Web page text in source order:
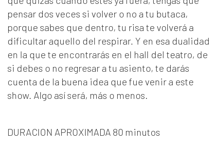
pensar dos veces si volver o no a tu butaca,
porque sabes que dentro, tu risa te volverá a
dificultar aquello del respirar. Y en esa dualidad
en la que te encontrarás en el hall del teatro, de
si debes o no regresar a tu asiento, te darás
cuenta de la buena idea que fue venir a este
show. Algo así será, más o menos.
DURACION APROXIMADA 80 minutos